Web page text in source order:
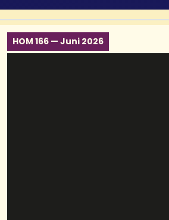
HOM 166 — Juni 2026